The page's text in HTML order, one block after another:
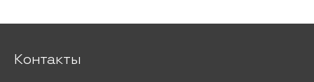
Контакты